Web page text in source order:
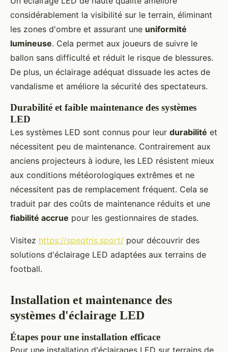
considérablement la visibilité sur le terrain, éliminant
les zones d'ombre et assurant une uniformité
lumineuse. Cela permet aux joueurs de suivre le
ballon sans difficulté et réduit le risque de blessures.
De plus, un éclairage adéquat dissuade les actes de
vandalisme et améliore la sécurité des spectateurs.
Durabilité et faible maintenance des systèmes
LED
Les systèmes LED sont connus pour leur durabilité et
nécessitent peu de maintenance. Contrairement aux
anciens projecteurs à iodure, les LED résistent mieux
aux conditions météorologiques extrêmes et ne
nécessitent pas de remplacement fréquent. Cela se
traduit par des coûts de maintenance réduits et une
fiabilité accrue pour les gestionnaires de stades.
Visitez https://speqtris.sport/ pour découvrir des
solutions d'éclairage LED adaptées aux terrains de
football.
Installation et maintenance des
systèmes d'éclairage LED
Étapes pour une installation efficace